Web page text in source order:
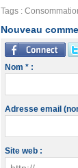
Tags :
Nouveau
Nom * :
Adresse email
Site web :